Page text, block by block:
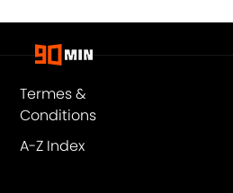
Termes &
Conditions
A-Z Index